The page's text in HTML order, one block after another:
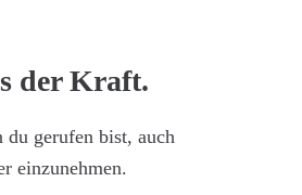
der Kraft.
gerufen bist, auch
einzunehmen.